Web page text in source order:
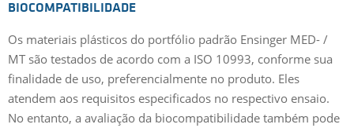
BIOCOMPATIBILIDADE
Os materiais plásticos do portfólio padrão Ensinger MED- /
MT são testados de acordo com a ISO 10993, conforme sua
finalidade de uso, preferencialmente no produto. Eles
atendem aos requisitos especificados no respectivo ensaio.
No entanto, a avaliação da biocompatibilidade também pode